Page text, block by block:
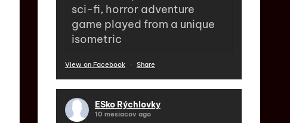
sci-fi, horror adventure
game played from a unique
isometric
View on Facebook · Share
ESko Rýchlovky
10 mesiacov ago